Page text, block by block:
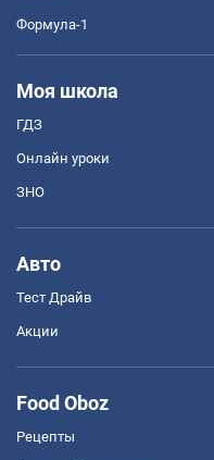
Формула-1
Моя школа
ГДЗ
Онлайн уроки
ЗНО
Авто
Тест Драйв
Акции
Food Oboz
Рецепты